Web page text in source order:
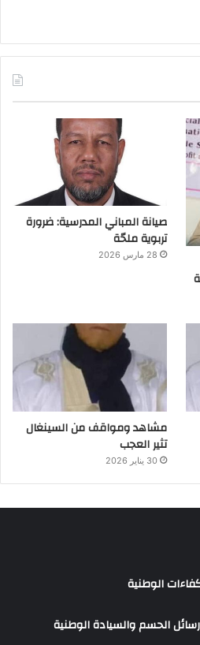
صيانة المباني المدرسية: ضرورة
تربوية ملحّة
28 مارس 2026
مشاهد ومواقف من السينغال
تثير العجب
30 يناير 2026
الوطنية
الحسم والسيادة الوطنية